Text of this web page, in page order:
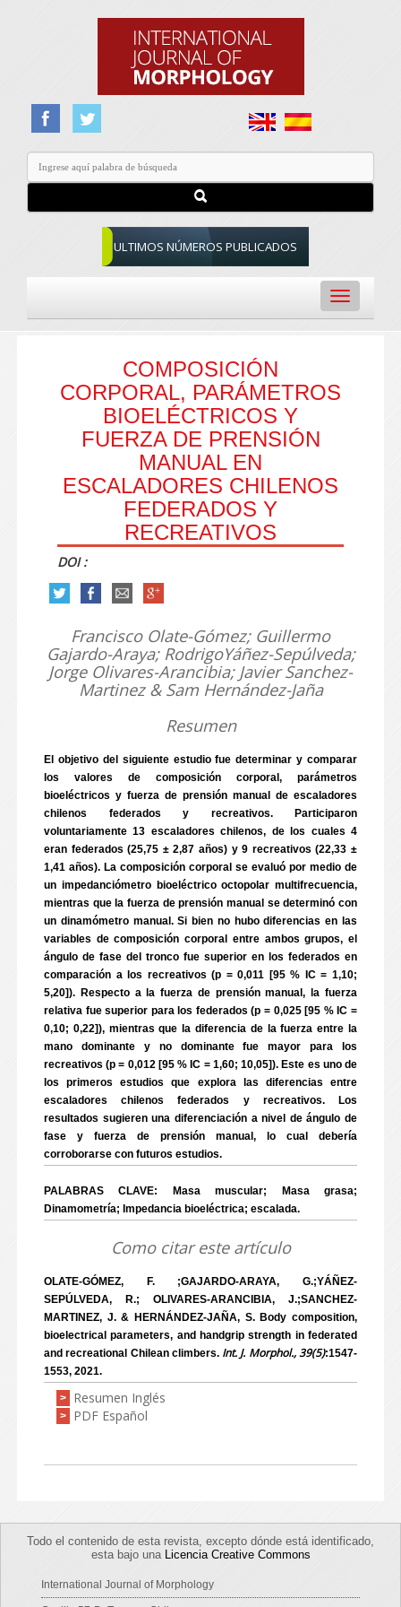
ULTIMOS NÚMEROS PUBLICADOS
Toggle
navigation
COMPOSICIÓN
CORPORAL, PARÁMETROS
BIOELÉCTRICOS Y
FUERZA DE PRENSIÓN
MANUAL EN
ESCALADORES CHILENOS
FEDERADOS Y
RECREATIVOS
DOI :
Francisco Olate-Gómez; Guillermo
Gajardo-Araya; RodrigoYáñez-Sepúlveda;
Jorge Olivares-Arancibia; Javier Sanchez-
Martinez & Sam Hernández-Jaña
Resumen
El objetivo del siguiente estudio fue determinar y comparar
los valores de composición corporal, parámetros
bioeléctricos y fuerza de prensión manual de escaladores
chilenos federados y recreativos. Participaron
voluntariamente 13 escaladores chilenos, de los cuales 4
eran federados (25,75 ± 2,87 años) y 9 recreativos (22,33 ±
1,41 años). La composición corporal se evaluó por medio de
un impedanciómetro bioeléctrico octopolar multifrecuencia,
mientras que la fuerza de prensión manual se determinó con
un dinamómetro manual. Si bien no hubo diferencias en las
variables de composición corporal entre ambos grupos, el
ángulo de fase del tronco fue superior en los federados en
comparación a los recreativos (p = 0,011 [95 % IC = 1,10;
5,20]). Respecto a la fuerza de prensión manual, la fuerza
relativa fue superior para los federados (p = 0,025 [95 % IC =
0,10; 0,22]), mientras que la diferencia de la fuerza entre la
mano dominante y no dominante fue mayor para los
recreativos (p = 0,012 [95 % IC = 1,60; 10,05]). Este es uno de
los primeros estudios que explora las diferencias entre
escaladores chilenos federados y recreativos. Los
resultados sugieren una diferenciación a nivel de ángulo de
fase y fuerza de prensión manual, lo cual debería
corroborarse con futuros estudios.
PALABRAS CLAVE: Masa muscular; Masa grasa;
Dinamometría; Impedancia bioeléctrica; escalada.
Como citar este artículo
OLATE-GÓMEZ, F. ;GAJARDO-ARAYA, G.;YÁÑEZ-
SEPÚLVEDA, R.; OLIVARES-ARANCIBIA, J.;SANCHEZ-
MARTINEZ, J. & HERNÁNDEZ-JAÑA, S. Body composition,
bioelectrical parameters, and handgrip strength in federated
and recreational Chilean climbers. Int. J. Morphol., 39(5):1547-
1553, 2021.
> Resumen Inglés
> PDF Español
Todo el contenido de esta revista, excepto dónde está identificado,
esta bajo una Licencia Creative Commons
International Journal of Morphology